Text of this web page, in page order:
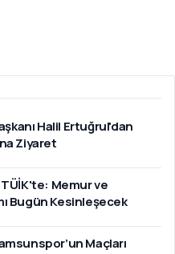
Halil Ertuğrul'dan
Ziyaret
Memur ve
Bugün Kesinleşecek
Maçları